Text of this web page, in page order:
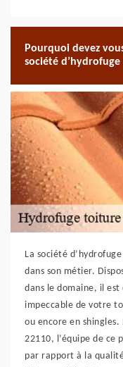
Pourquoi devez
société
La société
dans son métier.
dans le domaine, il
impeccable de votre
ou encore en
22110, l’équipe de ce
par rapport à la